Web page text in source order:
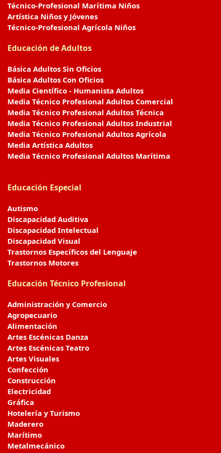
Técnico-Profesional Marítima Niños
Artística Niños y Jóvenes
Técnico-Profesional Agrícola Niños
Educación de Adultos
Básica Adultos Sin Oficios
Básica Adultos Con Oficios
Media Científico - Humanista Adultos
Media Técnico Profesional Adultos Comercial
Media Técnico Profesional Adultos Técnica
Media Técnico Profesional Adultos Industrial
Media Técnico Profesional Adultos Agrícola
Media Artística Adultos
Media Técnico Profesional Adultos Marítima
Educación Especial
Autismo
Discapacidad Auditiva
Discapacidad Intelectual
Discapacidad Visual
Trastornos Específicos del Lenguaje
Trastornos Motores
Educación Técnico Profesional
Administración y Comercio
Agropecuario
Alimentación
Artes Escénicas Danza
Artes Escénicas Teatro
Artes Visuales
Confección
Construcción
Electricidad
Gráfica
Hotelería y Turismo
Maderero
Marítimo
Metalmecánico